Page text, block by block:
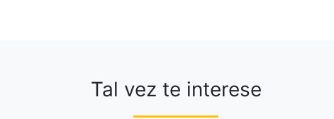
Tal vez te interese